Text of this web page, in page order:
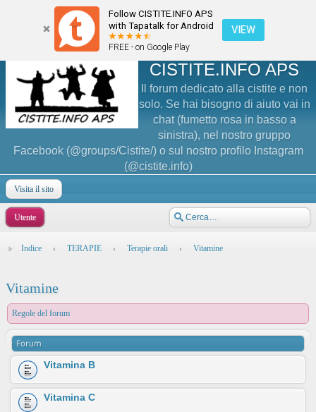
Follow CISTITE.INFO APS
with Tapatalk for Android
FREE - on Google Play
VIEW
CISTITE.INFO APS
Il forum dedicato alla cistite e non
solo. Se hai bisogno di aiuto vai in
chat (fumetto rosa in basso a
sinistra), nel nostro gruppo
Facebook (@groups/Cistite/) o sul nostro profilo Instagram
(@cistite.info)
Visita il sito
Utente
Indice ‹ TERAPIE ‹ Terapie orali ‹ Vitamine
Vitamine
Regole del forum
Forum
Vitamina B
Vitamina C